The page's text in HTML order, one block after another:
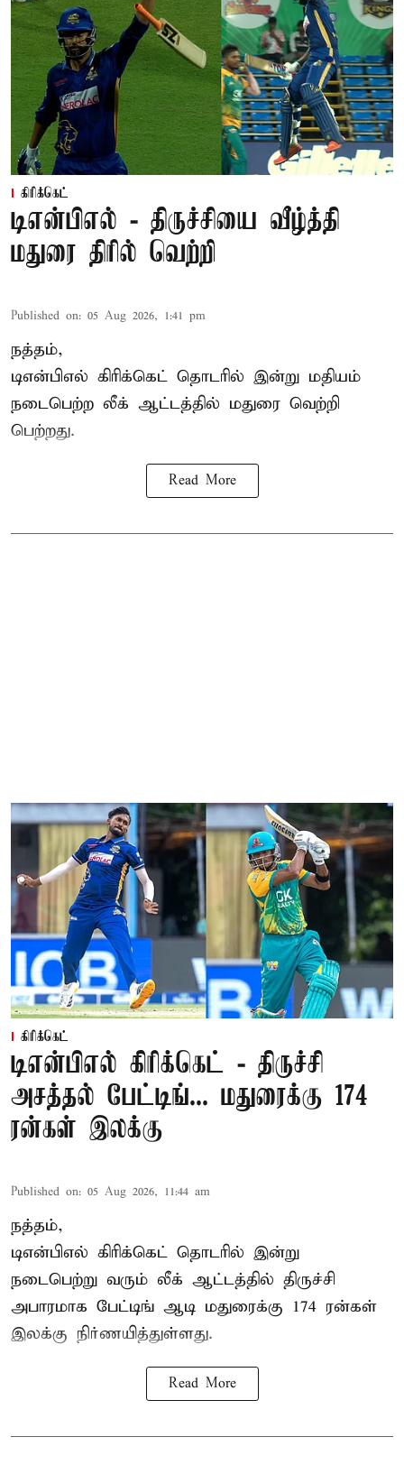
கிரிக்கெட்
டிஎன்பிஎல் - திருச்சியை வீழ்த்தி
மதுரை திரில் வெற்றி
Published on: 05 Aug 2026, 1:41 pm
நத்தம்,
டிஎன்பிஎல் கிரிக்கெட் தொடரில் இன்று மதியம்
நடைபெற்ற லீக் ஆட்டத்தில் மதுரை வெற்றி
பெற்றது.
Read More
கிரிக்கெட்
டிஎன்பிஎல் கிரிக்கெட் - திருச்சி
அசத்தல் பேட்டிங்... மதுரைக்கு 174
ரன்கள் இலக்கு
Published on: 05 Aug 2026, 11:44 am
நத்தம்,
டிஎன்பிஎல் கிரிக்கெட் தொடரில் இன்று
நடைபெற்று வரும் லீக் ஆட்டத்தில் திருச்சி
அபாரமாக பேட்டிங் ஆடி மதுரைக்கு 174 ரன்கள்
இலக்கு நிர்ணயித்துள்ளது.
Read More